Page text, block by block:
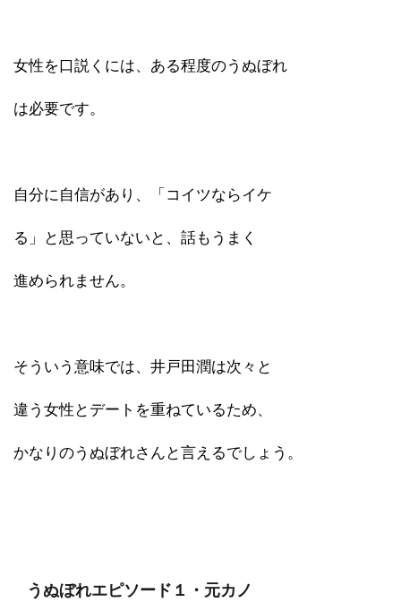
女性を口説くには、ある程度のうぬぼれ
は必要です。
自分に自信があり、「コイツならイケ
る」と思っていないと、話もうまく
進められません。
そういう意味では、井戸田潤は次々と
違う女性とデートを重ねているため、
かなりのうぬぼれさんと言えるでしょう。
うぬぼれエピソード１・元カノ